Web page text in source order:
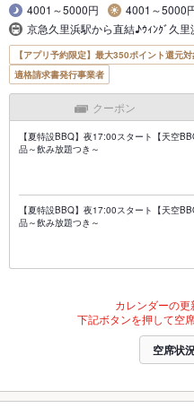
4001～5000円
4001～5000
京急久里浜駅から直結♪ｳｨﾝｸﾞ久
【アプリ予約限定】最大350ポイント還元
適格請求書発行事業者
クーポン
【夏特設BBQ】夜17:00スタート【天空
品～飲み放題つき～
【夏特設BBQ】夜17:00スタート【天空
品～飲み放題つき～
カレンダーの更
下記ボタンを押して空
空席状